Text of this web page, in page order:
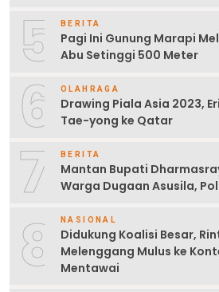
5 BERITA
Pagi Ini Gunung Marapi
Abu Setinggi 500 Meter
6 OLAHRAGA
Drawing Piala Asia 2023,
Tae-yong ke Qatar
7 BERITA
Mantan Bupati
Warga Dugaan Asusila,
8 NASIONAL
Didukung Koalisi Besar,
Melenggang Mulus ke
Mentawai